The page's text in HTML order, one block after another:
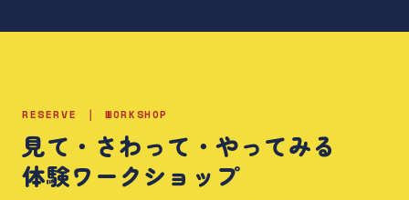
RESERVE ｜ WORKSHOP
見て・さわって・やってみる
体験ワークショップ